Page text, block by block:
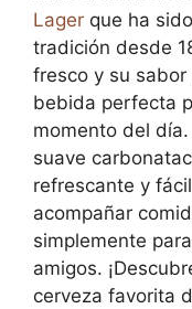
Lager que ha
tradición desde
fresco y su
bebida perfecta
momento del
suave
refrescante y
acompañar
simplemente
amigos.
cerveza favorita